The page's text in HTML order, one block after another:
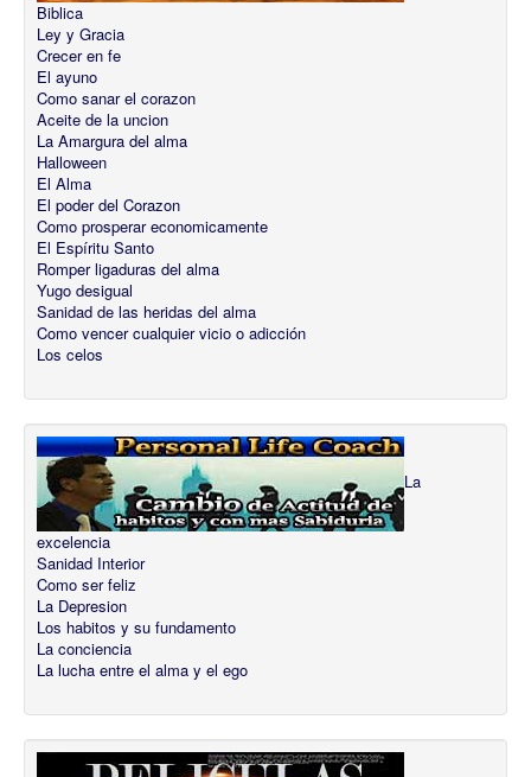
Biblica
Ley y Gracia
Crecer en fe
El ayuno
Como sanar el corazon
Aceite de la uncion
La Amargura del alma
Halloween
El Alma
El poder del Corazon
Como prosperar economicamente
El Espíritu Santo
Romper ligaduras del alma
Yugo desigual
Sanidad de las heridas del alma
Como vencer cualquier vicio o adicción
Los celos
La
excelencia
Sanidad Interior
Como ser feliz
La Depresion
Los habitos y su fundamento
La conciencia
La lucha entre el alma y el ego